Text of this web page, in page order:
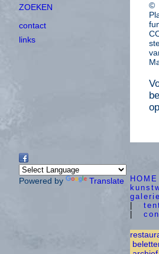
ZOEKEN
contact
links
Powered by Translate
©
HOME
galerie